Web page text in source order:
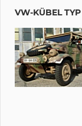
VW-KÜBEL